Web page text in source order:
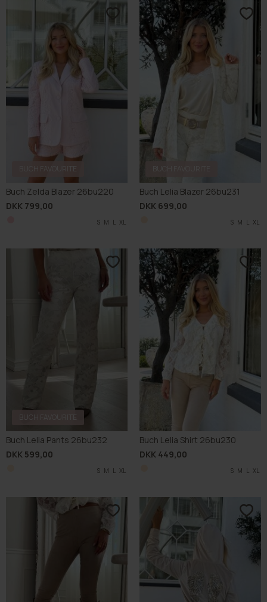
BUCH FAVOURITE
Buch Zelda Blazer 26bu220
DKK 799,00
S M L XL
Buch Lelia Blazer 26bu231
DKK 699,00
S M L XL
BUCH FAVOURITE
Buch Lelia Pants 26bu232
DKK 599,00
S M L XL
Buch Lelia Shirt 26bu230
DKK 449,00
S M L XL